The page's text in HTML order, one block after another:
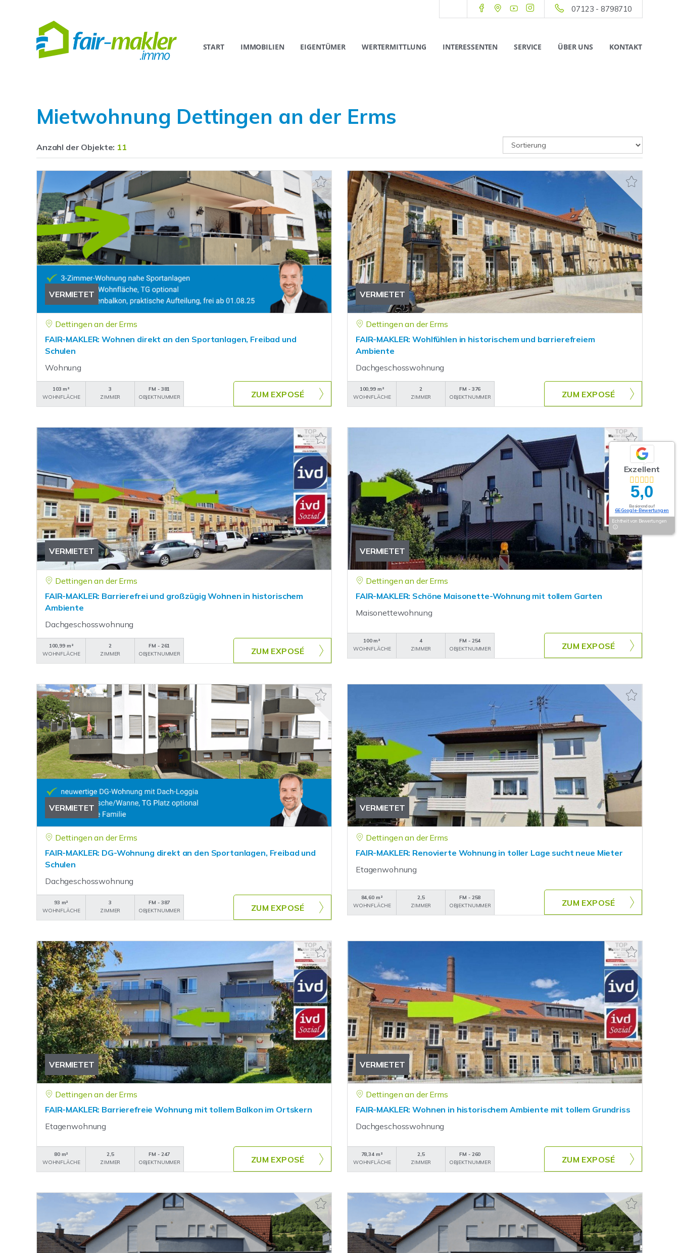
07123 - 8798710
START IMMOBILIEN EIGENTÜMER WERTERMITTLUNG INTERESSENTEN SERVICE ÜBER UNS KONTAKT
Mietwohnung Dettingen an der Erms
Anzahl der Objekte: 11
VERMIETET
Dettingen an der Erms
FAIR-MAKLER: Wohnen direkt an den Sportanlagen, Freibad und
Schulen
Wohnung
103 m²
WOHNFLÄCHE
3
ZIMMER
FM - 381
OBJEKTNUMMER
ZUM EXPOSÉ
VERMIETET
Dettingen an der Erms
FAIR-MAKLER: Wohlfühlen in historischem und barrierefreiem
Ambiente
Dachgeschosswohnung
100,99 m²
WOHNFLÄCHE
2
ZIMMER
FM - 376
OBJEKTNUMMER
ZUM EXPOSÉ
VERMIETET
Dettingen an der Erms
FAIR-MAKLER: Barrierefrei und großzügig Wohnen in historischem
Ambiente
Dachgeschosswohnung
100,99 m²
WOHNFLÄCHE
2
ZIMMER
FM - 261
OBJEKTNUMMER
ZUM EXPOSÉ
VERMIETET
Dettingen an der Erms
FAIR-MAKLER: Schöne Maisonette-Wohnung mit tollem Garten
Maisonettewohnung
100 m²
WOHNFLÄCHE
4
ZIMMER
FM - 254
OBJEKTNUMMER
ZUM EXPOSÉ
VERMIETET
Dettingen an der Erms
FAIR-MAKLER: DG-Wohnung direkt an den Sportanlagen, Freibad und
Schulen
Dachgeschosswohnung
93 m²
WOHNFLÄCHE
3
ZIMMER
FM - 387
OBJEKTNUMMER
ZUM EXPOSÉ
VERMIETET
Dettingen an der Erms
FAIR-MAKLER: Renovierte Wohnung in toller Lage sucht neue Mieter
Etagenwohnung
84,60 m²
WOHNFLÄCHE
2,5
ZIMMER
FM - 258
OBJEKTNUMMER
ZUM EXPOSÉ
VERMIETET
Dettingen an der Erms
FAIR-MAKLER: Barrierefreie Wohnung mit tollem Balkon im Ortskern
Etagenwohnung
80 m²
WOHNFLÄCHE
2,5
ZIMMER
FM - 247
OBJEKTNUMMER
ZUM EXPOSÉ
VERMIETET
Dettingen an der Erms
FAIR-MAKLER: Wohnen in historischem Ambiente mit tollem Grundriss
Dachgeschosswohnung
78,34 m²
WOHNFLÄCHE
2,5
ZIMMER
FM - 260
OBJEKTNUMMER
ZUM EXPOSÉ
Exzellent
5,0
Basierend auf
66 Google-Bewertungen
Echtheit von Bewertungen